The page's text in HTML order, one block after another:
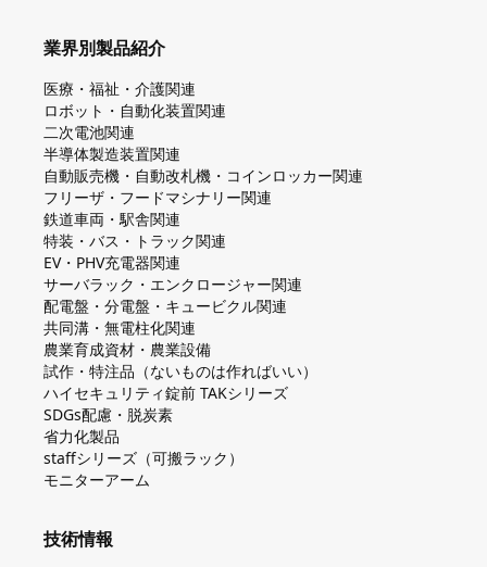
業界別製品紹介
医療・福祉・介護関連
ロボット・自動化装置関連
二次電池関連
半導体製造装置関連
自動販売機・自動改札機・コインロッカー関連
フリーザ・フードマシナリー関連
鉄道車両・駅舎関連
特装・バス・トラック関連
EV・PHV充電器関連
サーバラック・エンクロージャー関連
配電盤・分電盤・キュービクル関連
共同溝・無電柱化関連
農業育成資材・農業設備
試作・特注品（ないものは作ればいい）
ハイセキュリティ錠前 TAKシリーズ
SDGs配慮・脱炭素
省力化製品
staffシリーズ（可搬ラック）
モニターアーム
技術情報